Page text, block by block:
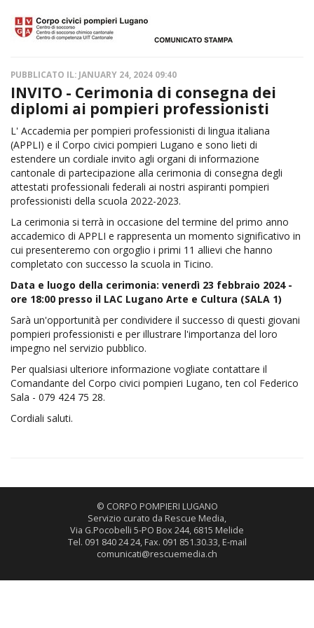
PUBBLICATO IL: JANUARY 24, 2024 09:40
INVITO - Cerimonia di consegna dei
diplomi ai pompieri professionisti
L' Accademia per pompieri professionisti di lingua italiana
(APPLI) e il Corpo civici pompieri Lugano e sono lieti di
estendere un cordiale invito agli organi di informazione
cantonale di partecipazione alla cerimonia di consegna degli
attestati professionali federali ai nostri aspiranti pompieri
professionisti della scuola 2022-2023.
La cerimonia si terrà in occasione del termine del primo anno
accademico di APPLI e rappresenta un momento significativo in
cui presenteremo con orgoglio i primi 11 allievi che hanno
completato con successo la scuola in Ticino.
Data e luogo della cerimonia: venerdì 23 febbraio 2024 -
ore 18:00 presso il LAC Lugano Arte e Cultura (SALA 1)
Sarà un'opportunità per condividere il successo di questi giovani
pompieri professionisti e per illustrare l'importanza del loro
impegno nel servizio pubblico.
Per qualsiasi ulteriore informazione vogliate contattare il
Comandante del Corpo civici pompieri Lugano, ten col Federico
Sala - 079 424 75 28.
Cordiali saluti.
© CORPO POMPIERI LUGANO
Servizio curato da Rescue Media,
Via G.Pocobelli 5-PO Box 244, 6815 Melide
Tel. 091 840 24 24, Fax. 091 851.30.33, E-mail
comunicati@rescuemedia.ch